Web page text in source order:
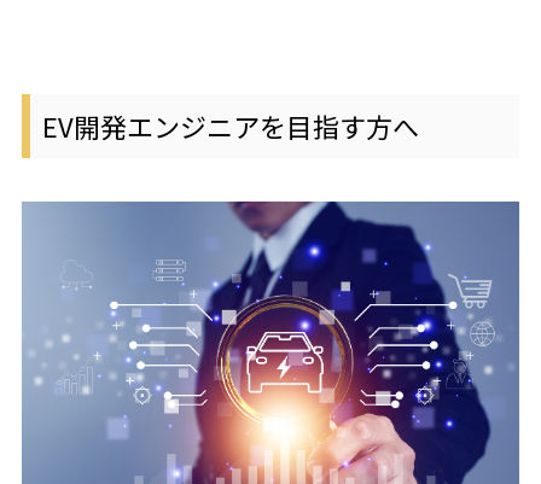
EV開発エンジニアを目指す方へ